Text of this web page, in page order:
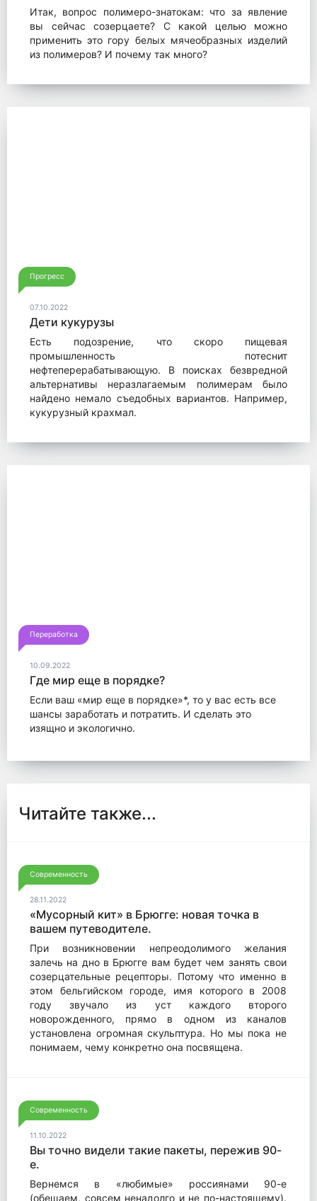
Итак, вопрос полимеро-знатокам: что за явление
вы сейчас созерцаете? С какой целью можно
применить это гору белых мячеобразных изделий
из полимеров? И почему так много?
Прогресс
07.10.2022
Дети кукурузы
Есть подозрение, что скоро пищевая
промышленность потеснит
нефтеперерабатывающую. В поисках безвредной
альтернативы неразлагаемым полимерам было
найдено немало съедобных вариантов. Например,
кукурузный крахмал.
Переработка
10.09.2022
Где мир еще в порядке?
Если ваш «мир еще в порядке»*, то у вас есть все
шансы заработать и потратить. И сделать это
изящно и экологично.
Читайте также...
Современность
28.11.2022
«Мусорный кит» в Брюгге: новая точка в
вашем путеводителе.
При возникновении непреодолимого желания
залечь на дно в Брюгге вам будет чем занять свои
созерцательные рецепторы. Потому что именно в
этом бельгийском городе, имя которого в 2008
году звучало из уст каждого второго
новорожденного, прямо в одном из каналов
установлена огромная скульптура. Но мы пока не
понимаем, чему конкретно она посвящена.
Современность
11.10.2022
Вы точно видели такие пакеты, пережив 90-
е.
Вернемся в «любимые» россиянами 90-е
(обещаем, совсем ненадолго и не по-настоящему).